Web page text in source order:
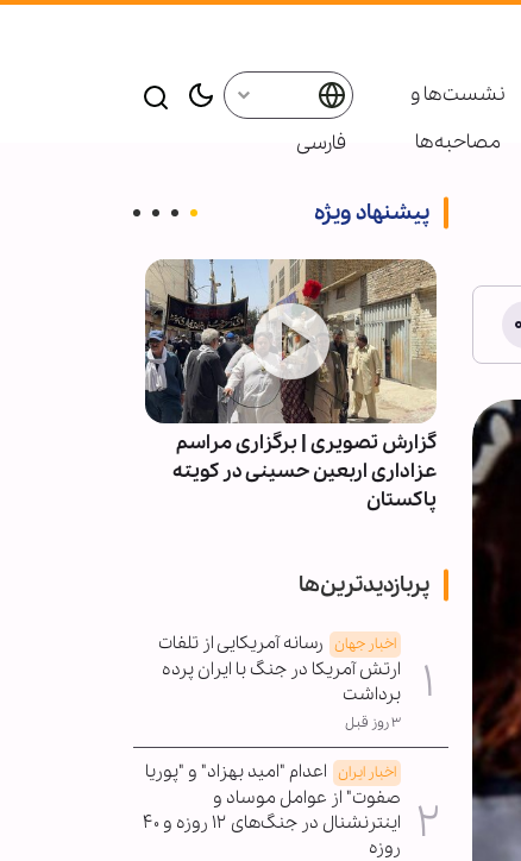
نشست‌ها و
مصاحبه‌ها
فارسی
پیشنهاد ویژه
گزارش تصویری | برگزاری مراسم
عزاداری اربعین حسینی در کویته
پاکستان
پربازدیدترین‌ها
اخبار جهان رسانه آمریکایی از تلفات
ارتش آمریکا در جنگ با ایران پرده
برداشت
۳ روز قبل
اخبار ایران اعدام "امید بهزاد" و "پوریا
صفوت" از عوامل موساد و
اینترنشنال در جنگ‌های ۱۲ روزه و ۴۰
روزه